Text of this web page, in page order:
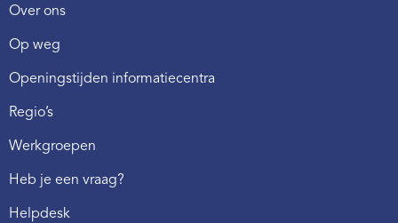
Over ons
Op weg
Openingstijden informatiecentra
Regio’s
Werkgroepen
Heb je een vraag?
Helpdesk